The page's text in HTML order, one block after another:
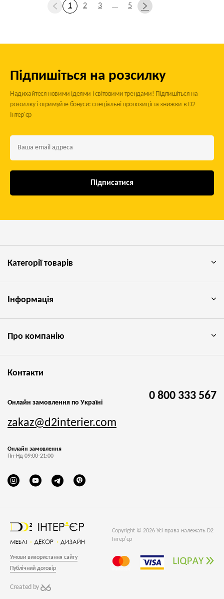
1 2 3 ... 5
Підпишіться на розсилку
Надихайтеся новими ідеями і світовими трендами! Підпишіться на
розсилку і отримуйте бонуси: спеціальні пропозиції та знижки в D2
Інтер'єр
Підписатися
Copyright © 2026 Усі права належать D2
Інтер'єр
Умови використання сайту
Публічний договір
Created by
Категорії товарів
Інформація
Про компанію
Контакти
Онлайн замовлення по Україні
0 800 333 567
zakaz@d2interier.com
Онлайн замовлення
Пн-Нд 09:00-21:00